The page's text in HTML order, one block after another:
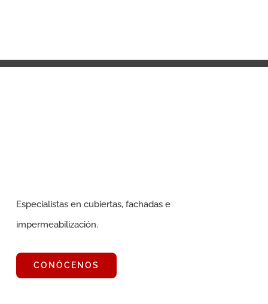
Especialistas en cubiertas, fachadas e
impermeabilización.
CONÓCENOS